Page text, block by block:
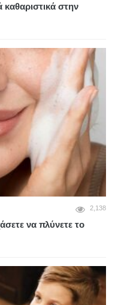
στην
2,138
να πλύνετε το